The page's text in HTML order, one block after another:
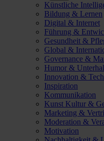
Künstliche
Bildung & Lernen
Digital & Internet
Führung &
Gesundheit &
Global &
Governance &
Humor &
Innovation &
Inspiration
Kommunikation
Kunst Kultur &
Marketing &
Moderation &
Motivation